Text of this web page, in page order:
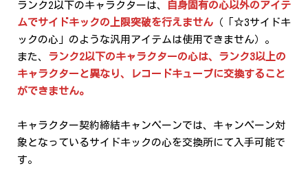
ランク2以下のキャラクターは、
自身固有の心以外のアイテ
ムでサイドキックの上限突破を行えません （「☆3サイドキ
ックの心」のような汎用アイテムは使用できません）。
また、 ランク2以下のキャラクターの心は、ランク3以上の
キャラクターと異なり、レコードキューブに交換すること
ができません。
キャラクター契約締結キャンペーンでは、キャンペーン対
象となっているサイドキックの心を交換所にて入手可能で
す。